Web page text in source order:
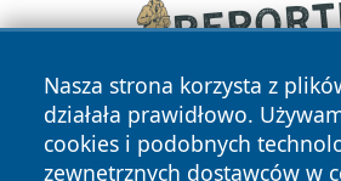
Nasza strona korzysta z
działała prawidłowo.
cookies i podobnych
zewnętrznych dostawców w